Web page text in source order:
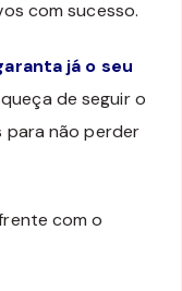
com sucesso.
já o seu
de seguir o
para não perder
com o